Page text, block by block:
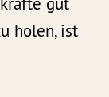
holen, ist